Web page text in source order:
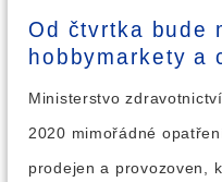
Od čtvrtka bude
hobbymarkety a
Ministerstvo
2020 mimořádné
prodejen a provozoven,